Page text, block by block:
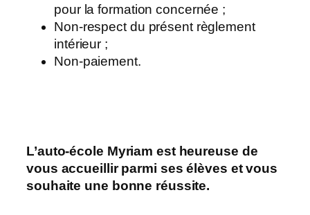
pour la formation concernée ;
Non-respect du présent règlement
intérieur ;
Non-paiement.
L’auto-école Myriam est heureuse de
vous accueillir parmi ses élèves et vous
souhaite une bonne réussite.